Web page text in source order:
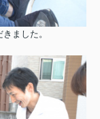
ました。